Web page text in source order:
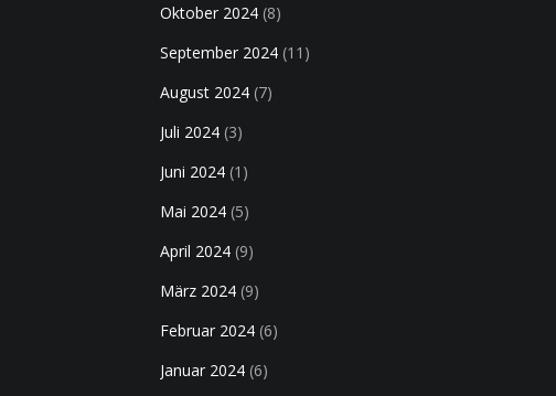
Oktober 2024(8)
September 2024(11)
August 2024(7)
Juli 2024(3)
Juni 2024(1)
Mai 2024(5)
April 2024(9)
März 2024(9)
Februar 2024(6)
Januar 2024(6)